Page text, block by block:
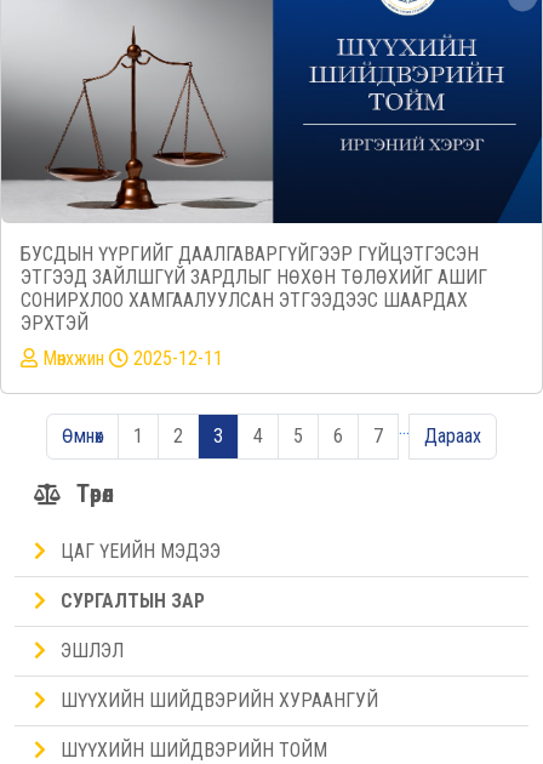
БУСДЫН ҮҮРГИЙГ ДААЛГАВАРГҮЙГЭЭР ГҮЙЦЭТГЭСЭН
ЭТГЭЭД ЗАЙЛШГҮЙ ЗАРДЛЫГ НӨХӨН ТӨЛӨХИЙГ АШИГ
СОНИРХЛОО ХАМГААЛУУЛСАН ЭТГЭЭДЭЭС ШААРДАХ
ЭРХТЭЙ
Mөнхжин
2025-12-11
Өмнөх 1 2 3 4 5 6 7 … Дараах
Төрөл
ЦАГ ҮЕИЙН МЭДЭЭ
СУРГАЛТЫН ЗАР
ЭШЛЭЛ
ШҮҮХИЙН ШИЙДВЭРИЙН ХУРААНГУЙ
ШҮҮХИЙН ШИЙДВЭРИЙН ТОЙМ